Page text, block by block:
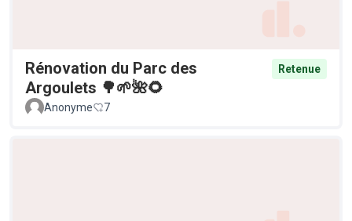
Rénovation du Parc des
Argoulets 🌳🌱🌺🌻
Retenue
Anonyme 7